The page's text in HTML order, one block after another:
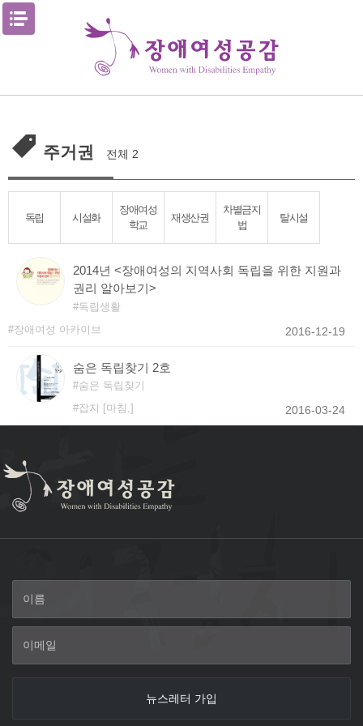
Skip
주거권 전체 2
독립 시설화
장애여성
학교
재생산권
차별금지
법
탈시설
2014년 <장애여성의 지역사회 독립을 위한 지원과
권리 알아보기>
독립생활
장애여성 아카이브
2016-12-19
숨은 독립찾기 2호
숨은 독립찾기
잡지 [마침,]
2016-03-24